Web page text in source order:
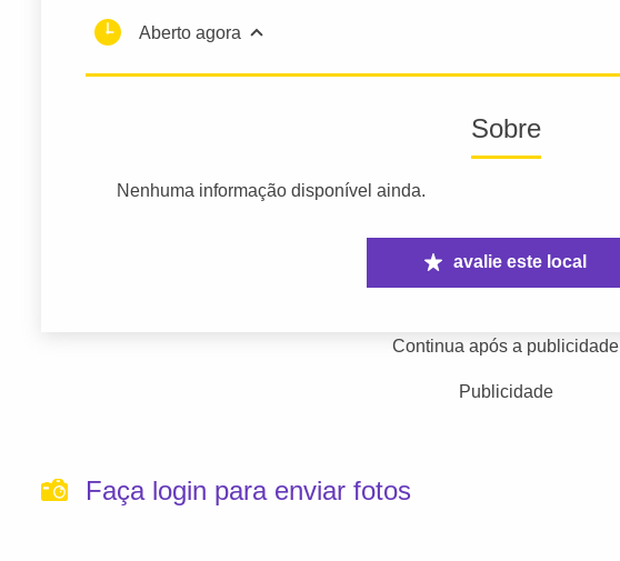
Aberto agora
Sobre
Nenhuma informação disponível ainda.
avalie este local
Continua após a publicidade
Publicidade
Faça login para enviar fotos